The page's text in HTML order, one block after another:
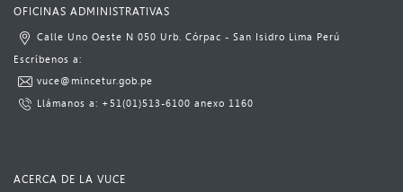
OFICINAS ADMINISTRATIVAS
Calle Uno Oeste N 050 Urb. Córpac - San Isidro Lima Perú​
​Escrí​benos a:​​​
vuce@mincetur.gob.pe​
Llámanos a: ​ +51(01)513-6100 ​ anexo 1160​
ACERCA DE LA VUCE